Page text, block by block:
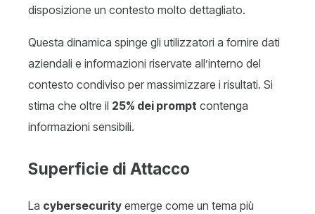
disposizione un contesto molto dettagliato.
Questa dinamica spinge gli utilizzatori a fornire dati
aziendali e informazioni riservate all’interno del
contesto condiviso per massimizzare i risultati. Si
stima che oltre il 25% dei prompt contenga
informazioni sensibili.
Superficie di Attacco
La cybersecurity emerge come un tema più